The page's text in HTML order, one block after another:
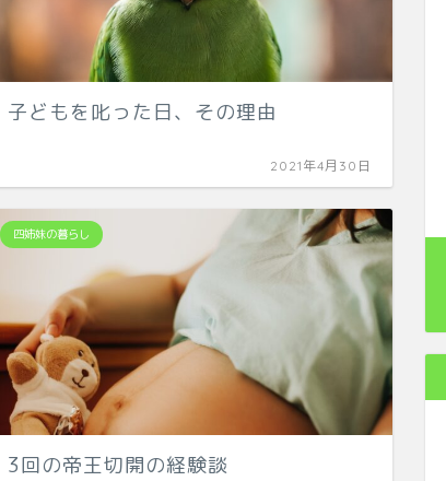
子どもを叱った日、その理由
2021年4月30日
四姉妹の暮らし
3回の帝王切開の経験談